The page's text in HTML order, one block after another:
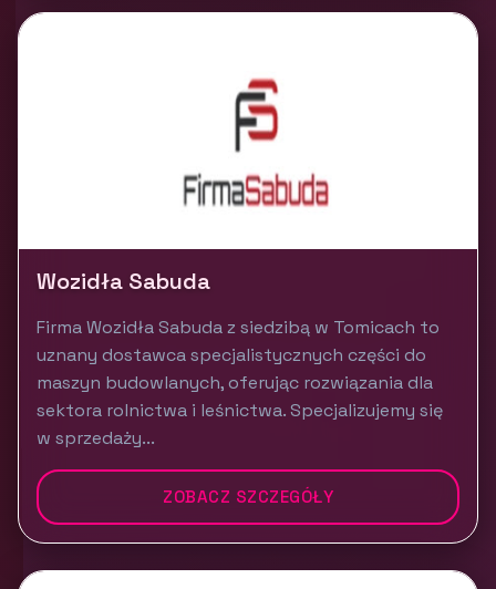
Wozidła Sabuda
Firma Wozidła Sabuda z siedzibą w Tomicach to
uznany dostawca specjalistycznych części do
maszyn budowlanych, oferując rozwiązania dla
sektora rolnictwa i leśnictwa. Specjalizujemy się
w sprzedaży...
ZOBACZ SZCZEGÓŁY